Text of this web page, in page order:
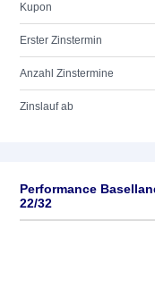
Kupon
Erster Zinstermin
Anzahl Zinstermine
Zinslauf ab
Performance
22/32